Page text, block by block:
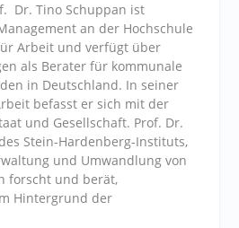
Dr. Tino Schuppan ist
an der Hochschule
Arbeit und verfügt über
als Berater für kommunale
in Deutschland. In seiner
befasst er sich mit der
und Gesellschaft. Prof. Dr.
Stein-Hardenberg-Instituts,
und Umwandlung von
forscht und berät,
Hintergrund der